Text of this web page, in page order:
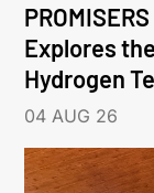
Explores
Hydrogen
04 AUG 26